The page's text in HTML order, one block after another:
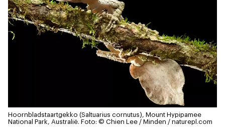
Hoornbladstaartgekko (Saltuarius cornutus), Mount Hypipamee
National Park, Australië. Foto: © Chien Lee / Minden / naturepl.com